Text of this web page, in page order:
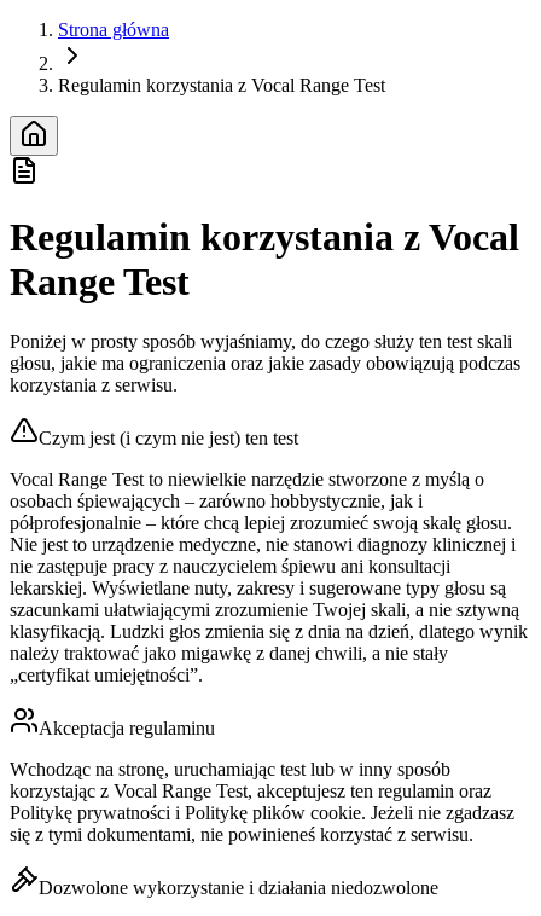
Strona główna
Regulamin korzystania z Vocal Range Test
Regulamin korzystania z Vocal
Range Test
Poniżej w prosty sposób wyjaśniamy, do czego służy ten test skali
głosu, jakie ma ograniczenia oraz jakie zasady obowiązują podczas
korzystania z serwisu.
Czym jest (i czym nie jest) ten test
Vocal Range Test to niewielkie narzędzie stworzone z myślą o
osobach śpiewających – zarówno hobbystycznie, jak i
półprofesjonalnie – które chcą lepiej zrozumieć swoją skalę głosu.
Nie jest to urządzenie medyczne, nie stanowi diagnozy klinicznej i
nie zastępuje pracy z nauczycielem śpiewu ani konsultacji
lekarskiej. Wyświetlane nuty, zakresy i sugerowane typy głosu są
szacunkami ułatwiającymi zrozumienie Twojej skali, a nie sztywną
klasyfikacją. Ludzki głos zmienia się z dnia na dzień, dlatego wynik
należy traktować jako migawkę z danej chwili, a nie stały
„certyfikat umiejętności”.
Akceptacja regulaminu
Wchodząc na stronę, uruchamiając test lub w inny sposób
korzystając z Vocal Range Test, akceptujesz ten regulamin oraz
Politykę prywatności i Politykę plików cookie. Jeżeli nie zgadzasz
się z tymi dokumentami, nie powinieneś korzystać z serwisu.
Dozwolone wykorzystanie i działania niedozwolone